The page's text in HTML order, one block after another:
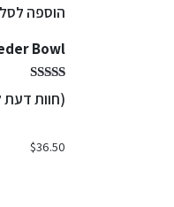
הוספה לסל
Bowl
(חוות דעת
$36.50